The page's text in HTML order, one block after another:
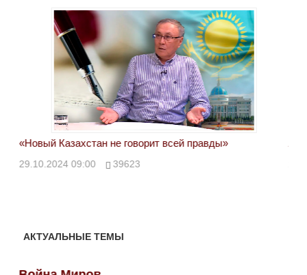
«Новый Казахстан не говорит всей правды»
29.10.2024 09:00 39623
АКТУАЛЬНЫЕ ТЕМЫ